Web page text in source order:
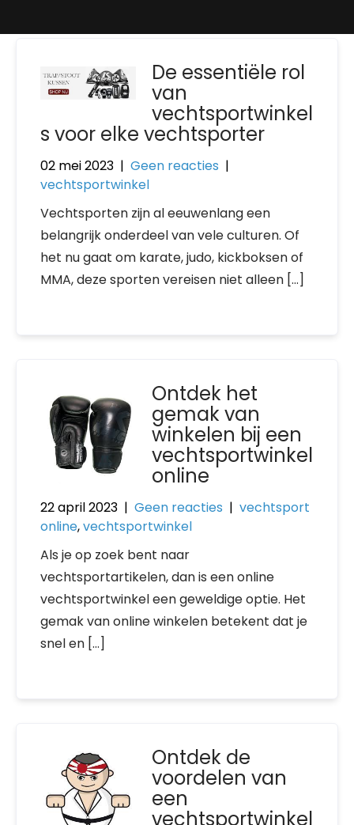
De essentiële rol
van
vechtsportwinkel
s voor elke vechtsporter
02 mei 2023 | Geen reacties |
vechtsportwinkel
Vechtsporten zijn al eeuwenlang een
belangrijk onderdeel van vele culturen. Of
het nu gaat om karate, judo, kickboksen of
MMA, deze sporten vereisen niet alleen […]
Ontdek het
gemak van
winkelen bij een
vechtsportwinkel
online
22 april 2023 | Geen reacties | vechtsport
online,vechtsportwinkel
Als je op zoek bent naar
vechtsportartikelen, dan is een online
vechtsportwinkel een geweldige optie. Het
gemak van online winkelen betekent dat je
snel en […]
Ontdek de
voordelen van
een
vechtsportwinkel